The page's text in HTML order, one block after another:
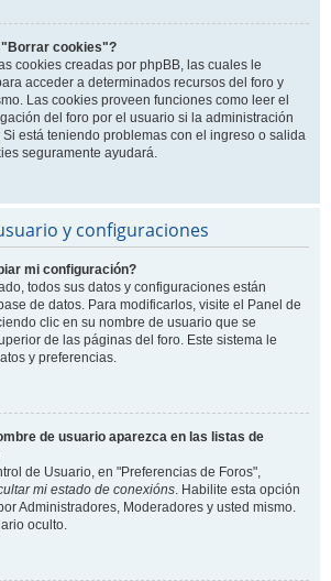
"Borrar cookies"?
cookies creadas por phpBB, las cuales le
acceder a determinados recursos del foro y
Las cookies proveen funciones como leer el
del foro por el usuario si la administración
está teniendo problemas con el ingreso o salida
seguramente ayudará.
y configuraciones
mi configuración?
todos sus datos y configuraciones están
de datos. Para modificarlos, visite el Panel de
clic en su nombre de usuario que se
de las páginas del foro. Este sistema le
y preferencias.
de usuario aparezca en las listas de
de Usuario, en "Preferencias de Foros",
mi estado de conexións. Habilite esta opción
Administradores, Moderadores y usted mismo.
oculto.